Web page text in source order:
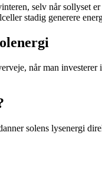
selv når sollyset er
stadig generere
når man
solens lysenergi